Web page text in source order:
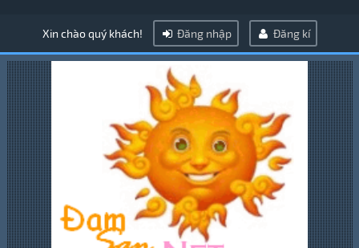
Xin chào quý khách! Đăng nhập Đăng kí